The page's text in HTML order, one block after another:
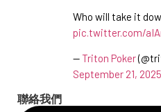
Who will take it
pic.twitter.com/
—Triton Poker
September 21, 2025
聯絡我們